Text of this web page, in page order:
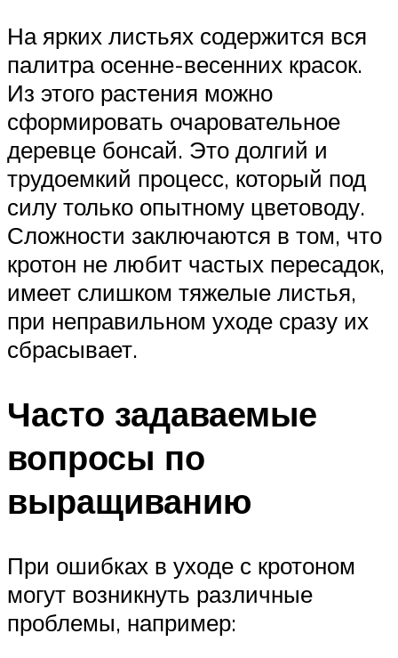
На ярких листьях содержится вся
палитра осенне-весенних красок.
Из этого растения можно
сформировать очаровательное
деревце бонсай. Это долгий и
трудоемкий процесс, который под
силу только опытному цветоводу.
Сложности заключаются в том, что
кротон не любит частых пересадок,
имеет слишком тяжелые листья,
при неправильном уходе сразу их
сбрасывает.
Часто задаваемые
вопросы по
выращиванию
При ошибках в уходе с кротоном
могут возникнуть различные
проблемы, например: